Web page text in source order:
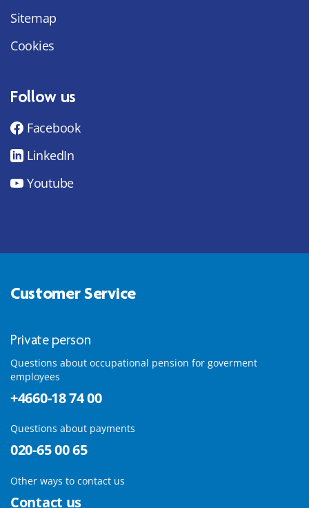
Sitemap
Cookies
Follow us
Facebook
LinkedIn
Youtube
Customer Service
Private person
Questions about occupational pension for goverment
employees
+4660-18 74 00
Questions about payments
020-65 00 65
Other ways to contact us
Contact us